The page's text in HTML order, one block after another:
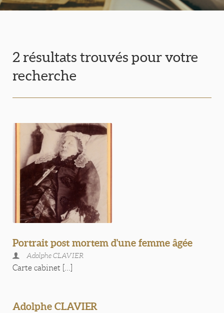
2 résultats trouvés pour votre
recherche
Portrait post mortem d'une femme âgée
Adolphe CLAVIER
Carte cabinet [...]
Adolphe CLAVIER